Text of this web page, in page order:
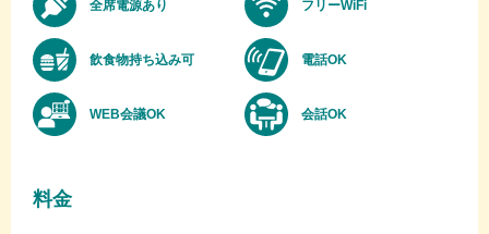
全席電源あり フリーWiFi
飲食物持ち込み可 電話OK
WEB会議OK 会話OK
料金